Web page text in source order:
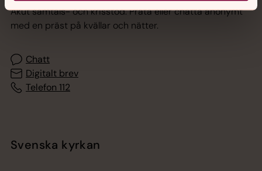
Akut samtals- och krisstöd. Prata eller chatta anonymt
med en präst på kvällar och nätter.
Chatt
Digitalt brev
Telefon 112
Svenska kyrkan